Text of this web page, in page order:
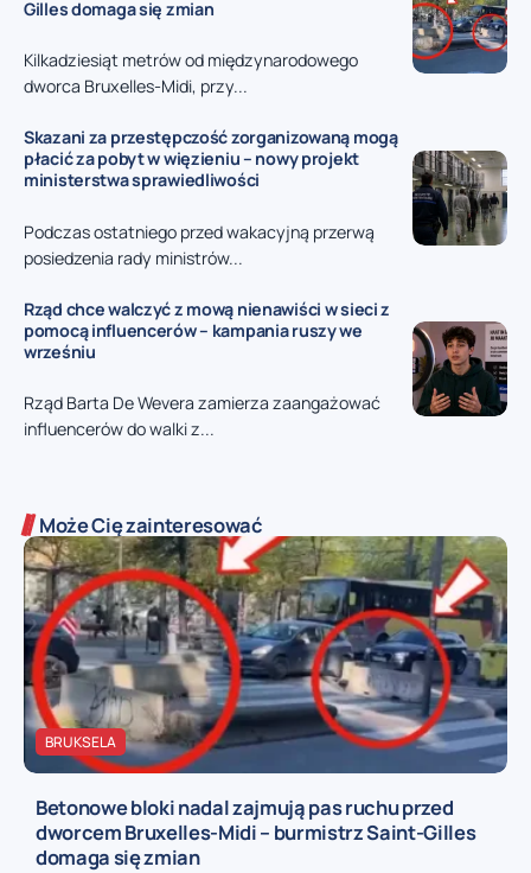
Gilles domaga się zmian
Kilkadziesiąt metrów od międzynarodowego
dworca Bruxelles-Midi, przy...
Skazani za przestępczość zorganizowaną mogą
płacić za pobyt w więzieniu – nowy projekt
ministerstwa sprawiedliwości
Podczas ostatniego przed wakacyjną przerwą
posiedzenia rady ministrów...
Rząd chce walczyć z mową nienawiści w sieci z
pomocą influencerów – kampania ruszy we
wrześniu
Rząd Barta De Wevera zamierza zaangażować
influencerów do walki z...
Może Cię zainteresować
BRUKSELA
Betonowe bloki nadal zajmują pas ruchu przed
dworcem Bruxelles-Midi – burmistrz Saint-Gilles
domaga się zmian